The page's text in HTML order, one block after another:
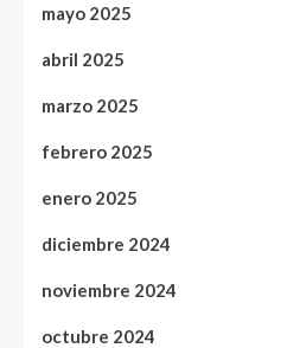
mayo 2025
abril 2025
marzo 2025
febrero 2025
enero 2025
diciembre 2024
noviembre 2024
octubre 2024